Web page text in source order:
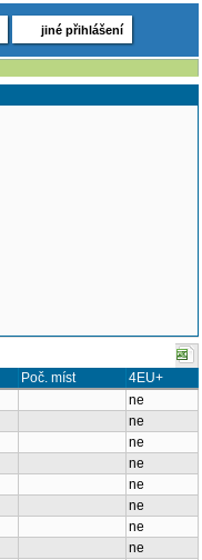
jiné přihlášení
Poč. míst
4EU+
ne
ne
ne
ne
ne
ne
ne
ne